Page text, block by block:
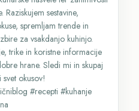
Raziskujem sestavine,
spremljam trende in
za vsakdanjo kuhinjo.
trike in koristne informacije
hrane. Sledi mi in skupaj
okusov!
#recepti #kuhanje